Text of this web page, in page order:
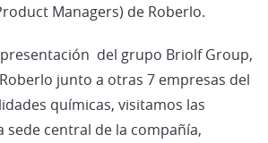
Managers) de Roberlo.
del grupo Briolf Group,
junto a otras 7 empresas del
químicas, visitamos las
sede central de la compañía,